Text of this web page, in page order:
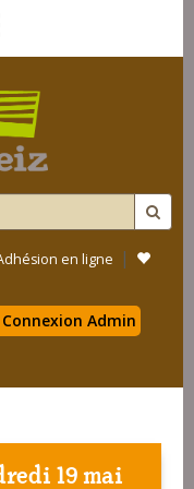
en ligne |
Admin
19 mai